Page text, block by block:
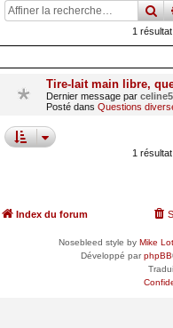
1
Tire-lait main libre,
Dernier message par
Posté dans Questions
1
Index du forum
Nosebleed style by Mike
Développé parphpBB